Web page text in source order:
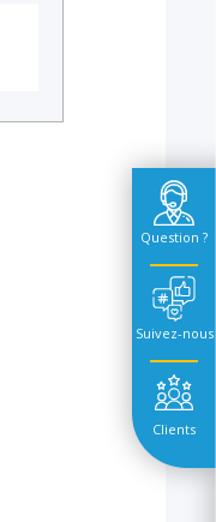
Question ?
Suivez-nous
Clients